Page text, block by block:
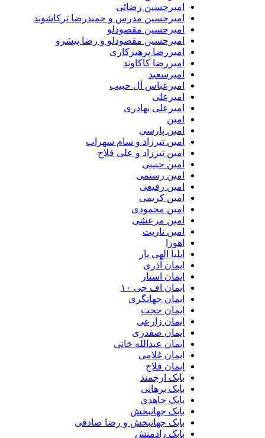
امیرحسین رضائی
امیرحسین مدرس و حمیدرضا ترکاشوند
امیرحسین مقصودلو
امیرحسین مقصودلو و رضا پیشرو
امیررضا پرهیزکاری
امیررضا کاکاوند
امیرسعید
امیرعباس آل حبیب
امیرعلی
امیرعلی بهادری
امین
امین پارسی
امین تیرزاد و سام سهراب
امین تیرزاد و علی فلاح
امین حبیبی
امین رستمی
امین رفیعی
امین کریمی
امین محمودی
امین مرعشی
امین ناریت
اهورا
ایلیا الهی یار
ایمان آذری
ایمان استار
ایمان اف جی ۱۰
ایمان جهانگری
ایمان حجت
ایمان زارعی
ایمان صفدری
ایمان عبدالله خانی
ایمان غلامی
ایمان فلاح
بابک ارجمند
بابک برهانی
بابک جاهدی
بابک جهانبخش
بابک جهانبخش و رضا صادقی
بابک رادمنش